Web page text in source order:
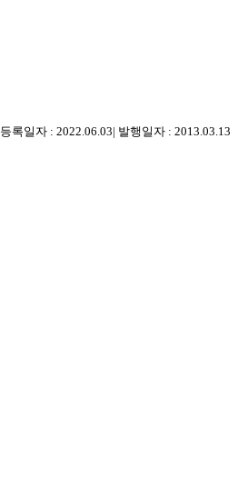
등록일자 : 2022.06.03| 발행일자 : 2013.03.13